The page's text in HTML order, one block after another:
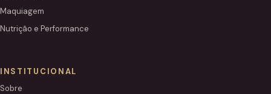
Maquiagem
Nutrição e Performance
INSTITUCIONAL
Sobre